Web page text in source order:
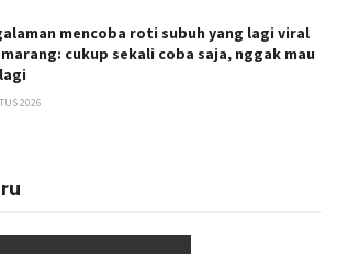
mencoba roti subuh yang lagi viral
cukup sekali coba saja, nggak mau
2026